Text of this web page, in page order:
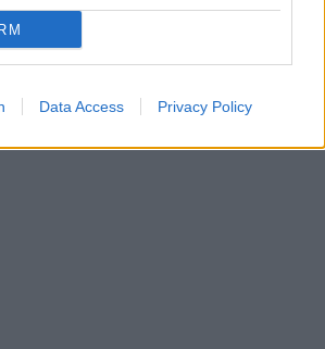
Data Access Privacy Policy